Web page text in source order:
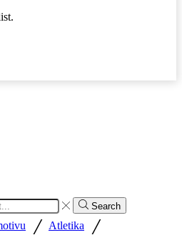
Search
/ Atletika /